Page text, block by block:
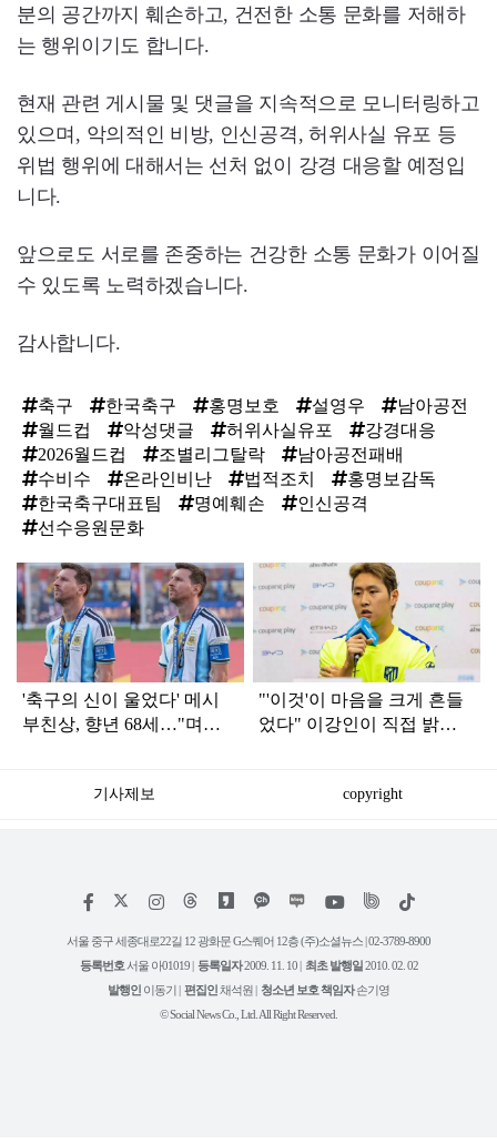
분의 공간까지 훼손하고, 건전한 소통 문화를 저해하
는 행위이기도 합니다.
현재 관련 게시물 및 댓글을 지속적으로 모니터링하고
있으며, 악의적인 비방, 인신공격, 허위사실 유포 등
위법 행위에 대해서는 선처 없이 강경 대응할 예정입
니다.
앞으로도 서로를 존중하는 건강한 소통 문화가 이어질
수 있도록 노력하겠습니다.
감사합니다.
축구 한국축구 홍명보호 설영우
남아공전
월드컵
악성댓글 허위사실유포
강경대응
2026월드컵
조별리그탈락
남아공전패배
수비수
온라인비난 법적조치
홍명보감독
한국축구대표팀
명예훼손
인신공격
선수응원문화
탑
라
인
'축구의 신이 울었다' 메시
부친상, 향년 68세…"며칠
"'이것'이 마음을 크게 흔들
었다" 이강인이 직접 밝힌
기사제보 copyright
페
스
인
타
램
위
트
유
튜
틱
서울 중구 세종대로22길 12 광화문 G스퀘어 12층 (주)소셜뉴스 | 02-3789-8900
등록번호 서울 아01019 | 등록일자2009. 11. 10 | 최초 발행일 2010. 02. 02
발행인 이동기 | 편집인 채석원 | 청소년 보호 책임자손기영
© Social News Co., Ltd. All Right Reserved.